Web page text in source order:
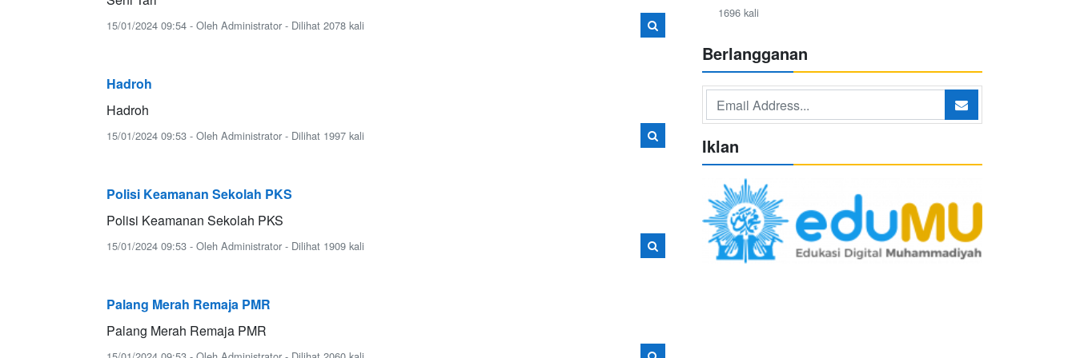
15/01/2024 09:54 - Oleh Administrator - Dilihat 2078 kali
Hadroh
Hadroh
15/01/2024 09:53 - Oleh Administrator - Dilihat 1997 kali
Polisi Keamanan Sekolah PKS
Polisi Keamanan Sekolah PKS
15/01/2024 09:53 - Oleh Administrator - Dilihat 1909 kali
Palang Merah Remaja PMR
Palang Merah Remaja PMR
1696 kali
Berlangganan
Iklan